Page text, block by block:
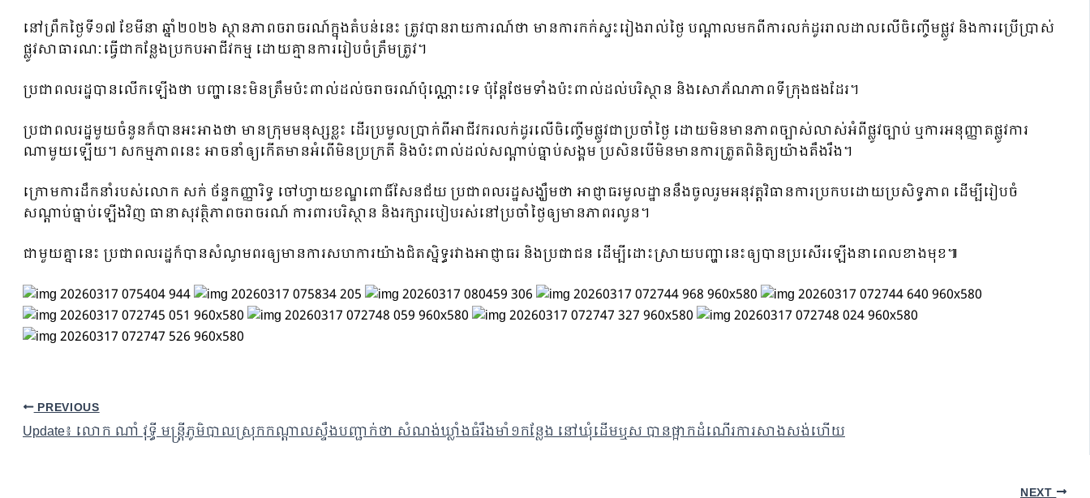
នៅព្រឹកថ្ងៃទី១៧ ខែមីនា ឆ្នាំ២០២៦ ស្ថានភាពចរាចរណ៍ក្នុងតំបន់នេះ ត្រូវបានរាយការណ៍ថា មានការកក់ស្ទះរៀងរាល់ថ្ងៃ បណ្តាលមកពីការលក់ដូររាលដាលលើចិញ្ចើមផ្លូវ និងការប្រើប្រាស់
ផ្លូវសាធារណៈធ្វើជាកន្លែងប្រកបអាជីវកម្ម ដោយគ្មានការរៀបចំត្រឹមត្រូវ។
ប្រជាពលរដ្ឋបានលើកឡើងថា បញ្ហានេះមិនត្រឹមប៉ះពាល់ដល់ចរាចរណ៍ប៉ុណ្ណោះទេ ប៉ុន្តែថែមទាំងប៉ះពាល់ដល់បរិស្ថាន និងសោភ័ណភាពទីក្រុងផងដែរ។
ប្រជាពលរដ្ឋមួយចំនួនក៏បានអះអាងថា មានក្រុមមនុស្សខ្លះ ដើរប្រមូលប្រាក់ពីអាជីវករលក់ដូរលើចិញ្ចើមផ្លូវជាប្រចាំថ្ងៃ ដោយមិនមានភាពច្បាស់លាស់អំពីផ្លូវច្បាប់ ឬការអនុញ្ញាតផ្លូវការ
ណាមួយឡើយ។ សកម្មភាពនេះ អាចនាំឲ្យកើតមានអំពើមិនប្រក្រតី និងប៉ះពាល់ដល់សណ្ដាប់ធ្នាប់សង្គម ប្រសិនបើមិនមានការត្រួតពិនិត្យយ៉ាងតឹងរឹង។
ក្រោមការដឹកនាំរបស់លោក សក់ ច័ន្ទកញ្ញារិទ្ធ ចៅហ្វាយខណ្ឌពោធិ៍សែនជ័យ ប្រជាពលរដ្ឋសង្ឃឹមថា អាជ្ញាធរមូលដ្ឋាននឹងចូលរួមអនុវត្តវិធានការប្រកបដោយប្រសិទ្ធភាព ដើម្បីរៀបចំ
សណ្ដាប់ធ្នាប់ឡើងវិញ ធានាសុវត្ថិភាពចរាចរណ៍ ការពារបរិស្ថាន និងរក្សារបៀបរស់នៅប្រចាំថ្ងៃឲ្យមានភាពរលូន។
ជាមួយគ្នានេះ ប្រជាពលរដ្ឋក៏បានសំណូមពរឲ្យមានការសហការយ៉ាងជិតស្និទ្ធរវាងអាជ្ញាធរ និងប្រជាជន ដើម្បីដោះស្រាយបញ្ហានេះឲ្យបានប្រសើរឡើងនាពេលខាងមុខ៕
PREVIOUS
Update៖ លោក ណាំ វុទ្ធី មន្ត្រីភូមិបាលស្រុកកណ្ដាលស្ទឹងបញ្ជាក់ថា សំណង់ឃ្លាំងធំរឹងមាំ១កន្លែង នៅឃុំដើមឬស បានផ្អាកដំណើរការសាងសង់ហើយ
NEXT